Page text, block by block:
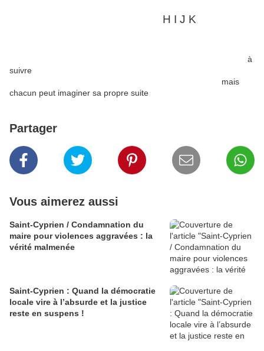
H I J K
à
suivre
mais
chacun peut imaginer sa propre suite
Partager
Vous aimerez aussi
Saint-Cyprien / Condamnation du
maire pour violences aggravées : la
vérité malmenée
Saint-Cyprien : Quand la démocratie
locale vire à l’absurde et la justice
reste en suspens !